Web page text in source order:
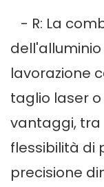
- R: La
lavorazione
taglio laser
vantaggi, tra
flessibilità di
precisione